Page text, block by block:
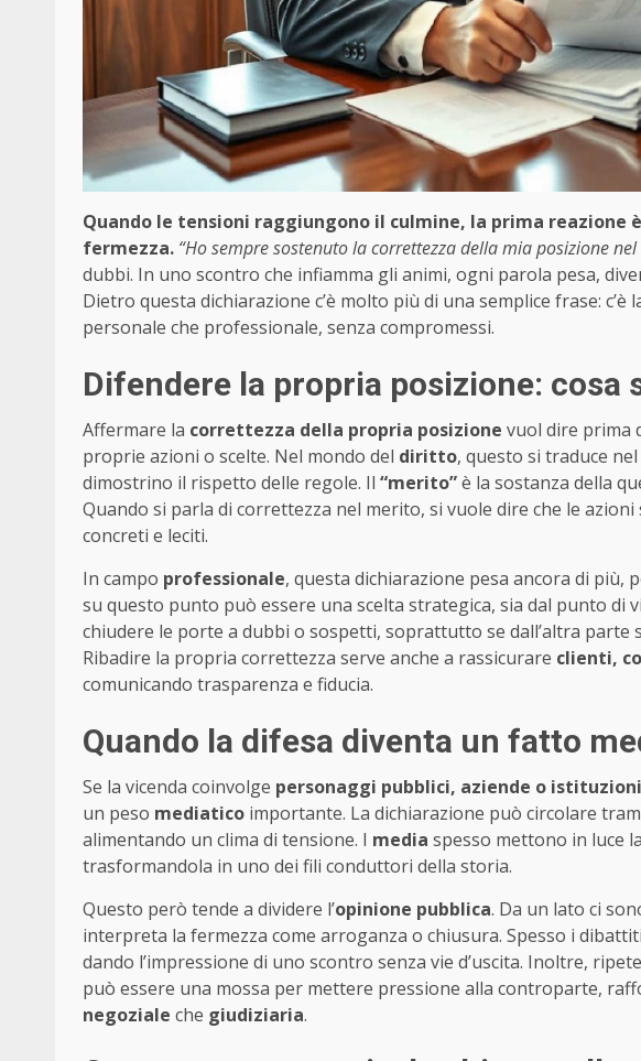
Quando le tensioni raggiungono il culmine, la prima reazione
fermezza. “Ho sempre sostenuto la correttezza della mia posizione
dubbi. In uno scontro che infiamma gli animi, ogni parola pesa,
Dietro questa dichiarazione c’è molto più di una semplice frase:
personale che professionale, senza compromessi.
Difendere la propria posizione: cosa
Affermare la correttezza della propria posizione vuol dire prima
proprie azioni o scelte. Nel mondo del diritto, questo si traduce
dimostrino il rispetto delle regole. Il “merito”è la sostanza della
Quando si parla di correttezza nel merito, si vuole dire che le
concreti e leciti.
In campo professionale, questa dichiarazione pesa ancora di più,
su questo punto può essere una scelta strategica, sia dal punto di
chiudere le porte a dubbi o sospetti, soprattutto se dall’altra parte
Ribadire la propria correttezza serve anche a rassicurare clienti,
comunicando trasparenza e fiducia.
Quando la difesa diventa un fatto
Se la vicenda coinvolge personaggi pubblici, aziende o istituzioni
un peso mediatico importante. La dichiarazione può circolare
alimentando un clima di tensione. I media spesso mettono in luce
trasformandola in uno dei fili conduttori della storia.
Questo però tende a dividere l’opinione pubblica. Da un lato ci
interpreta la fermezza come arroganza o chiusura. Spesso i
dando l’impressione di uno scontro senza vie d’uscita. Inoltre,
può essere una mossa per mettere pressione alla controparte,
negoziale che giudiziaria.